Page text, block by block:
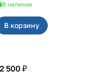
В наличии
В корзину
500 ₽